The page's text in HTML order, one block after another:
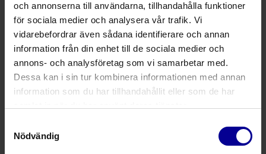
och annonserna till användarna, tillhandahålla funktioner
för sociala medier och analysera vår trafik. Vi
vidarebefordrar även sådana identifierare och annan
information från din enhet till de sociala medier och
annons- och analysföretag som vi samarbetar med.
Dessa kan i sin tur kombinera informationen med annan
information som du har tillhandahållit eller som de har
Nödvändig
1 artiklar
10.11.2023 • Sårbehandling
Vem är patienten med sår?
Piia Reijonen
Nordisk produktgruppschef för
Rekommenderade artiklar